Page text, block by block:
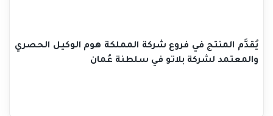
يُقدَّم المنتج في فروع شركة المملكة هوم الوكيل الحصري
والمعتمد لشركة بلاتو في سلطنة عُمان